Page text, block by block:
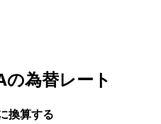
為替レート
換算する